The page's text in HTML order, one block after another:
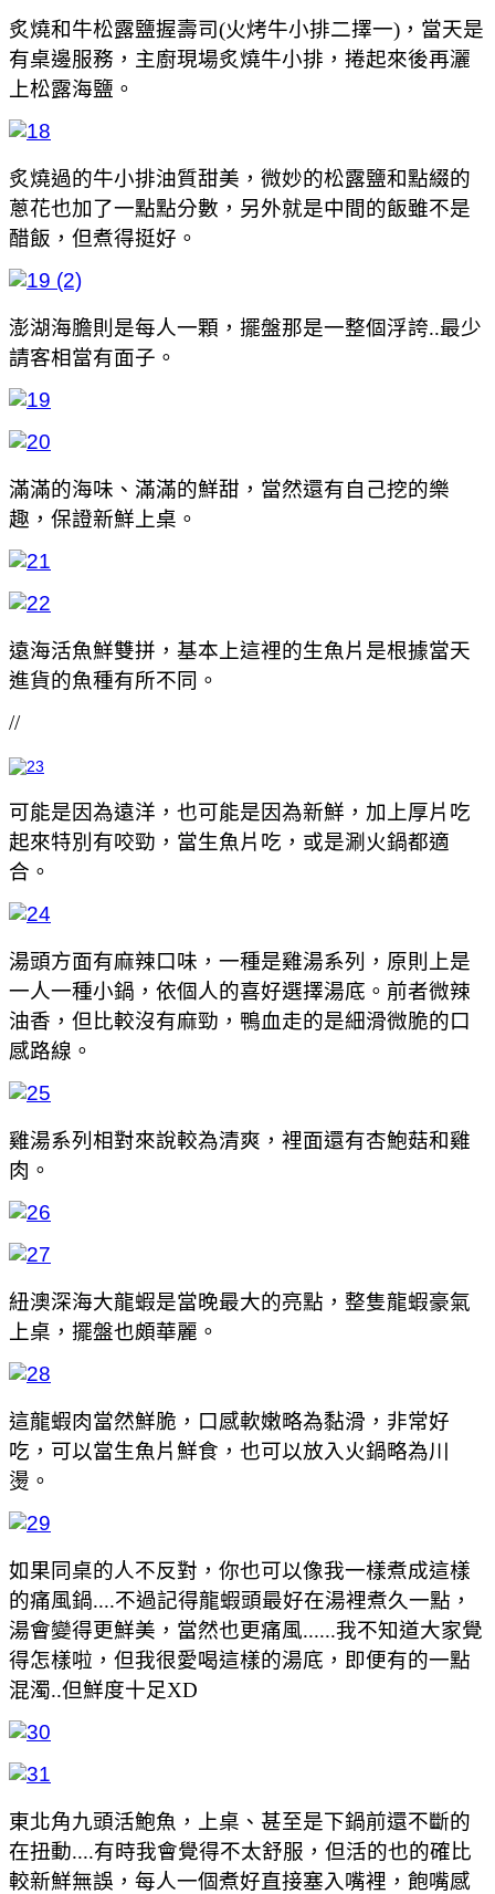
炙燒和牛松露鹽握壽司(火烤牛小排二擇一)，當天是
有桌邊服務，主廚現場炙燒牛小排，捲起來後再灑
上松露海鹽。
炙燒過的牛小排油質甜美，微妙的松露鹽和點綴的
蔥花也加了一點點分數，另外就是中間的飯雖不是
醋飯，但煮得挺好。
澎湖海膽則是每人一顆，擺盤那是一整個浮誇..最少
請客相當有面子。
滿滿的海味、滿滿的鮮甜，當然還有自己挖的樂
趣，保證新鮮上桌。
遠海活魚鮮雙拼，基本上這裡的生魚片是根據當天
進貨的魚種有所不同。
//
可能是因為遠洋，也可能是因為新鮮，加上厚片吃
起來特別有咬勁，當生魚片吃，或是涮火鍋都適
合。
湯頭方面有麻辣口味，一種是雞湯系列，原則上是
一人一種小鍋，依個人的喜好選擇湯底。前者微辣
油香，但比較沒有麻勁，鴨血走的是細滑微脆的口
感路線。
雞湯系列相對來說較為清爽，裡面還有杏鮑菇和雞
肉。
紐澳深海大龍蝦是當晚最大的亮點，整隻龍蝦豪氣
上桌，擺盤也頗華麗。
這龍蝦肉當然鮮脆，口感軟嫩略為黏滑，非常好
吃，可以當生魚片鮮食，也可以放入火鍋略為川
燙。
如果同桌的人不反對，你也可以像我一樣煮成這樣
的痛風鍋....不過記得龍蝦頭最好在湯裡煮久一點，
湯會變得更鮮美，當然也更痛風......我不知道大家覺
得怎樣啦，但我很愛喝這樣的湯底，即便有的一點
混濁..但鮮度十足XD
東北角九頭活鮑魚，上桌、甚至是下鍋前還不斷的
在扭動....有時我會覺得不太舒服，但活的也的確比
較新鮮無誤，每人一個煮好直接塞入嘴裡，飽嘴感